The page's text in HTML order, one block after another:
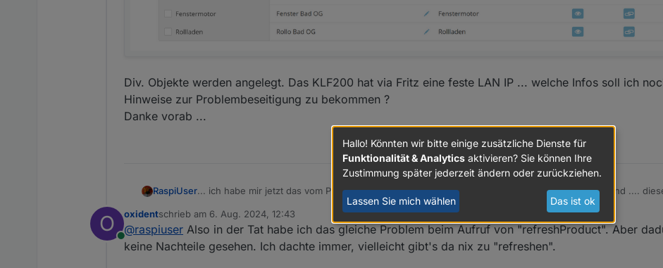
Div. Objekte werden angelegt. Das KLF200 hat via Fritz eine feste LAN IP ... welche Infos soll ich
Hinweise zur Problembeseitigung zu bekommen ?
Danke vorab ...
RaspiUser... ich habe mir jetzt das vom Preis-Leistungs-Verhältnisetwas
überteuerte Interface gegönnt und ....
O
Online
oxidentschrieb am 6. Aug. 2024, 12:43
zuletzt editiert von
@raspiuser Also in der Tat habe ich das gleiche Problem beim Aufruf von "refreshProduct". Aber
keine Nachteile gesehen. Ich dachte immer, vielleicht gibt's da nix zu "refreshen".
Hallo! Könnten wir bitte einige zusätzliche Dienste für
Funktionalität & Analytics aktivieren? Sie können Ihre
Zustimmung später jederzeit ändern oder zurückziehen.
Lassen Sie mich wählen Das ist ok